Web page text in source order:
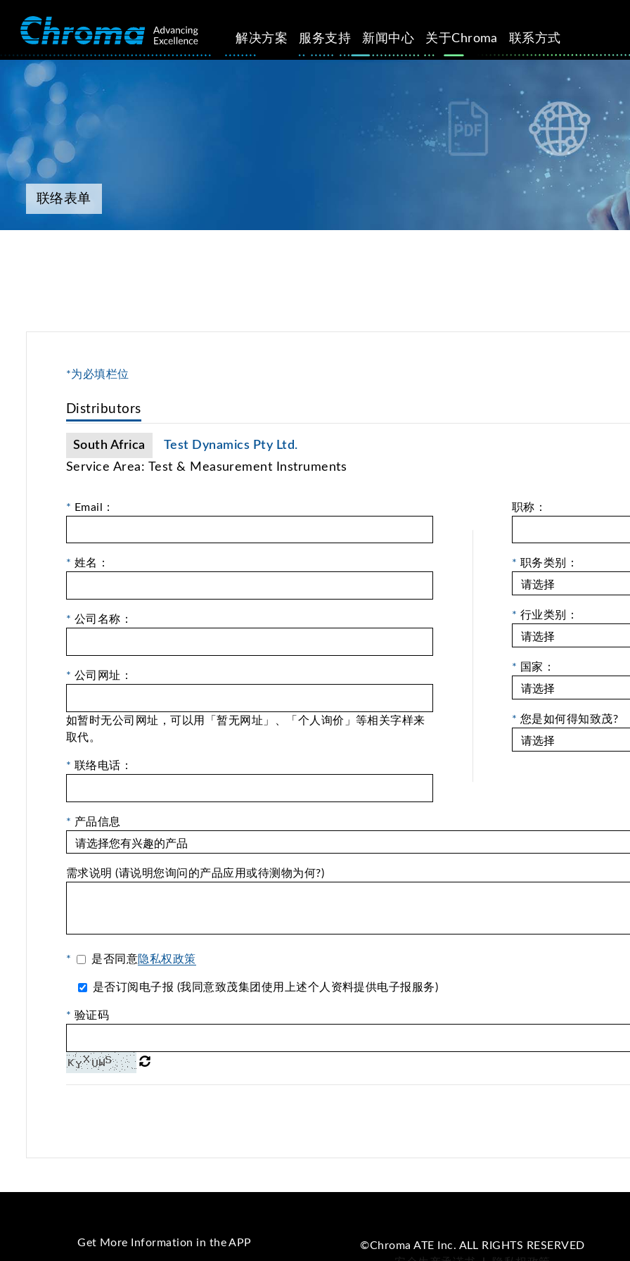
解决方案 服务支持 新闻中心 关于Chroma 联系方式
联络表单
*为必填栏位
Distributors
South Africa
Test Dynamics Pty Ltd.
Service Area: Test & Measurement Instruments
* Email：
* 姓名：
* 公司名称：
* 公司网址：
如暂时无公司网址，可以用「暂无网址」、「个人询价」等相关字样来
取代。
* 联络电话：
职称：
* 职务类别：
* 行业类别：
* 国家：
* 您是如何得知致茂?
* 产品信息
需求说明 (请说明您询问的产品应用或待测物为何?)
* 是否同意隐私权政策
是否订阅电子报 (我同意致茂集团使用上述个人资料提供电子报服务)
* 验证码
Get More Information in the APP
©Chroma ATE Inc. ALL RIGHTS RESERVED